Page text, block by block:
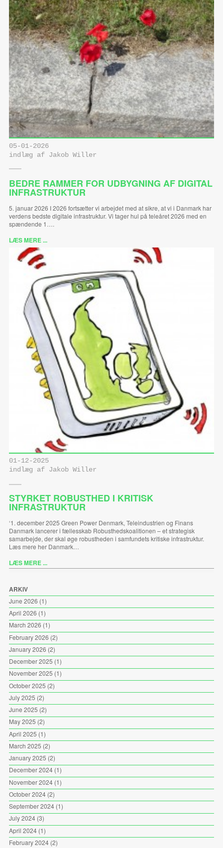
05-01-2026
indlæg af Jakob Willer
BEDRE RAMMER FOR UDBYGNING AF DIGITAL
INFRASTRUKTUR
5. januar 2026 I 2026 fortsætter vi arbejdet med at sikre, at vi i Danmark har
verdens bedste digitale infrastruktur. Vi tager hul på teleåret 2026 med en
spændende 1….
LÆS MERE ...
01-12-2025
indlæg af Jakob Willer
STYRKET ROBUSTHED I KRITISK
INFRASTRUKTUR
‘1. december 2025 Green Power Denmark, Teleindustrien og Finans
Danmark lancerer i fællesskab Robusthedskoalitionen – et strategisk
samarbejde, der skal øge robustheden i samfundets kritiske infrastruktur.
Læs mere her Danmark…
LÆS MERE ...
ARKIV
June 2026 (1)
April 2026 (1)
March 2026 (1)
February 2026 (2)
January 2026 (2)
December 2025 (1)
November 2025 (1)
October 2025 (2)
July 2025 (2)
June 2025 (2)
May 2025 (2)
April 2025 (1)
March 2025 (2)
January 2025 (2)
December 2024(1)
November 2024(1)
October 2024(2)
September 2024(1)
July 2024(3)
April 2024(1)
February 2024(2)